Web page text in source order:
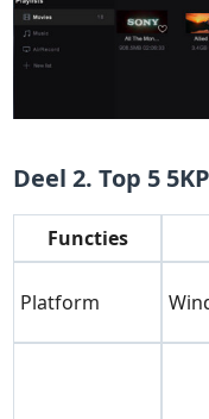
Deel 2. Top 5
Functies
Platform